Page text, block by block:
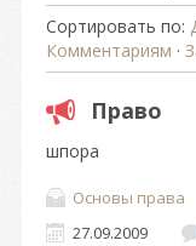
Сортировать по:
Комментариям ·
Право
шпора
Основы права
27.09.2009